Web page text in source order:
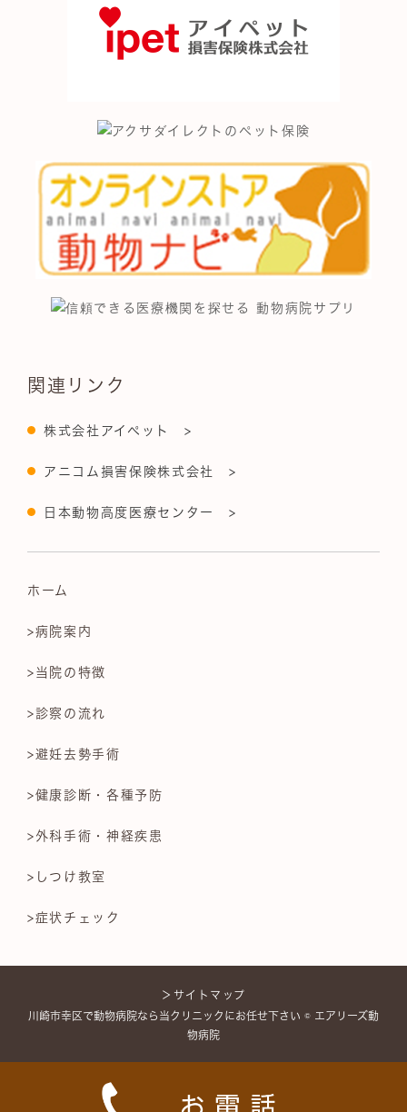
関連リンク
株式会社アイペット >
アニコム損害保険株式会社 >
日本動物高度医療センター >
ホーム
>病院案内
>当院の特徴
>診察の流れ
>避妊去勢手術
>健康診断・各種予防
>外科手術・神経疾患
>しつけ教室
>症状チェック
＞サイトマップ
川崎市幸区で動物病院なら当クリニックにお任せ下さい © エアリーズ動
物病院